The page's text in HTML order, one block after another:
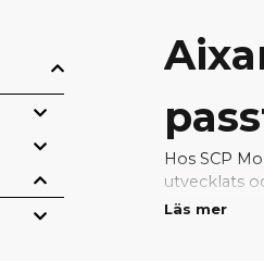
Hos SCP
utvecklats
passform,
Läs mer